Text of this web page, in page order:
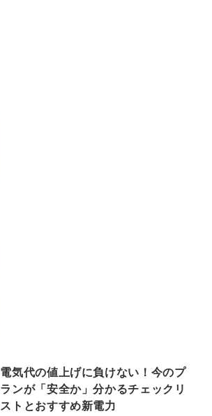
電気代の値上げに負けない！今のプ
ランが「安全か」分かるチェックリ
ストとおすすめ新電力